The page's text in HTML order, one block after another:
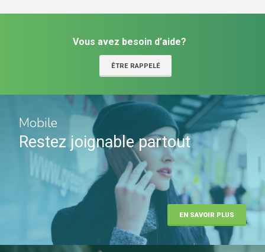
Vous avez besoin d’aide?
ÊTRE RAPPELÉ
Mobile
Restez joignable partout
EN SAVOIR PLUS